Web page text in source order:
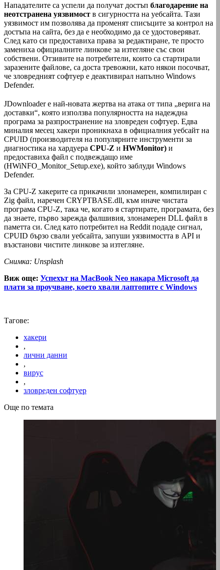
Нападателите са успели да получат достъп благодарение на
неотстранена уязвимост в сигурността на уебсайта. Тази
уязвимост им позволява да променят списъците за контрол на
достъпа на сайта, без да е необходимо да се удостоверяват.
След като си предоставиха права за редактиране, те просто
замениха официалните линкове за изтегляне със свои
собствени. Отзивите на потребители, които са стартирали
заразените файлове, са доста тревожни, като някои посочват,
че зловредният софтуер е деактивирал напълно Windows
Defender.
JDownloader е най-новата жертва на атака от типа „верига на
доставки“, която използва популярността на надеждна
програма за разпространение на зловреден софтуер. Едва
миналия месец хакери проникнаха в официалния уебсайт на
CPUID (производителя на популярните инструменти за
диагностика на хардуера CPU-Z и HWMonitor) и
предоставиха файл с подвеждащо име
(HWiNFO_Monitor_Setup.exe), който заблуди Windows
Defender.
За CPU-Z хакерите са прикачили злонамерен, компилиран с
Zig файл, наречен CRYPTBASE.dll, към иначе чистата
програма CPU-Z, така че, когато я стартирате, програмата, без
да знаете, първо зарежда фалшивия, злонамерен DLL файл в
паметта си. След като потребител на Reddit подаде сигнал,
CPUID бързо свали уебсайта, запуши уязвимостта в API и
възстанови чистите линкове за изтегляне.
Снимка: Unsplash
Виж още: Успехът на MacBook Neo накара Microsoft да
плати за проучване, което хвали лаптопите с Windows
Тагове:
хакери
,
лични данни
,
вирус
,
зловреден софтуер
Още по темата